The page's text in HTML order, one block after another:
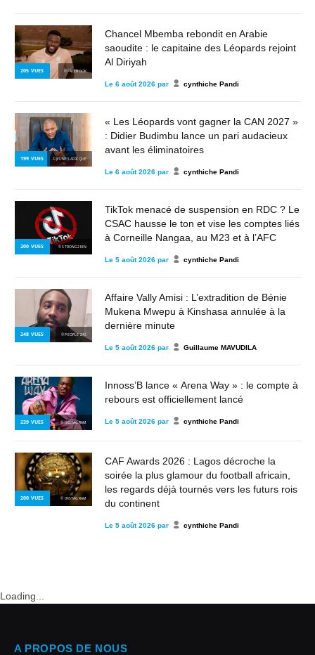
205 VUES © FACEBOOK
Chancel Mbemba rebondit en Arabie
saoudite : le capitaine des Léopards rejoint
Al Diriyah
Le 6 août 2026 par cynthiche Pandi
199 VUES © JEUNES AFRIQUE
« Les Léopards vont gagner la CAN 2027 »
: Didier Budimbu lance un pari audacieux
avant les éliminatoires
Le 6 août 2026 par cynthiche Pandi
200 VUES © STRONG2KIN
TikTok menacé de suspension en RDC ? Le
CSAC hausse le ton et vise les comptes liés
à Corneille Nangaa, au M23 et à l’AFC
Le 5 août 2026 par cynthiche Pandi
248 VUES © PEOPLE 243
Affaire Vally Amisi : L’extradition de Bénie
Mukena Mwepu à Kinshasa annulée à la
dernière minute
Le 5 août 2026 par Guillaume MAVUDILA
239 VUES © INSTAGRAM
Innoss’B lance « Arena Way » : le compte à
rebours est officiellement lancé
Le 5 août 2026 par cynthiche Pandi
200 VUES © INSTAGRAM
CAF Awards 2026 : Lagos décroche la
soirée la plus glamour du football africain,
les regards déjà tournés vers les futurs rois
du continent
Le 5 août 2026 par cynthiche Pandi
Loading...
A PROPOS DE NOUS